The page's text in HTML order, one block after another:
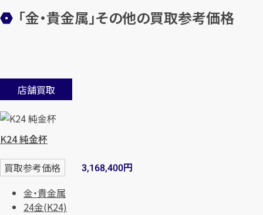
「金・貴金属」その他の買取参考価格
店舗買取
K24 純金杯
買取参考価格 3,168,400円
金・貴金属
24金(K24)